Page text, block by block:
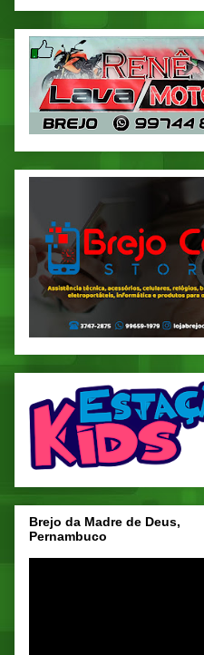
Brejo da Madre de Deus,
Pernambuco